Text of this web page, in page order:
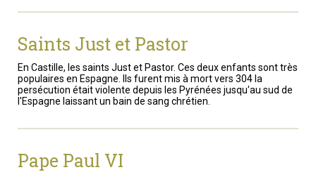
Saints Just et Pastor
En Castille, les saints Just et Pastor. Ces deux enfants sont très
populaires en Espagne. Ils furent mis à mort vers 304 la
persécution était violente depuis les Pyrénées jusqu'au sud de
l'Espagne laissant un bain de sang chrétien.
Pape Paul VI